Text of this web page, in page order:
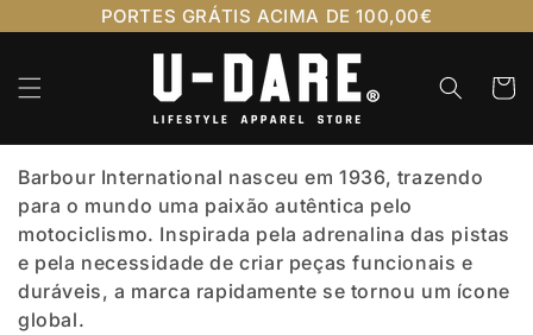
PORTES GRÁTIS ACIMA DE 100,00€
Barbour International nasceu em 1936, trazendo
para o mundo uma paixão autêntica pelo
motociclismo. Inspirada pela adrenalina das pistas
e pela necessidade de criar peças funcionais e
duráveis, a marca rapidamente se tornou um ícone
global.